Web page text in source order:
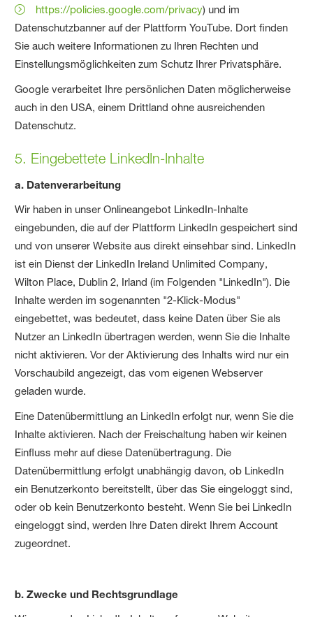
https://policies.google.com/privacy) und im
Datenschutzbanner auf der Plattform YouTube. Dort finden
Sie auch weitere Informationen zu Ihren Rechten und
Einstellungsmöglichkeiten zum Schutz Ihrer Privatsphäre.
Google verarbeitet Ihre persönlichen Daten möglicherweise
auch in den USA, einem Drittland ohne ausreichenden
Datenschutz.
5. Eingebettete LinkedIn-Inhalte
a. Datenverarbeitung
Wir haben in unser Onlineangebot LinkedIn-Inhalte
eingebunden, die auf der Plattform LinkedIn gespeichert sind
und von unserer Website aus direkt einsehbar sind. LinkedIn
ist ein Dienst der LinkedIn Ireland Unlimited Company,
Wilton Place, Dublin 2, Irland (im Folgenden "LinkedIn"). Die
Inhalte werden im sogenannten "2-Klick-Modus"
eingebettet, was bedeutet, dass keine Daten über Sie als
Nutzer an LinkedIn übertragen werden, wenn Sie die Inhalte
nicht aktivieren. Vor der Aktivierung des Inhalts wird nur ein
Vorschaubild angezeigt, das vom eigenen Webserver
geladen wurde.
Eine Datenübermittlung an LinkedIn erfolgt nur, wenn Sie die
Inhalte aktivieren. Nach der Freischaltung haben wir keinen
Einfluss mehr auf diese Datenübertragung. Die
Datenübermittlung erfolgt unabhängig davon, ob LinkedIn
ein Benutzerkonto bereitstellt, über das Sie eingeloggt sind,
oder ob kein Benutzerkonto besteht. Wenn Sie bei LinkedIn
eingeloggt sind, werden Ihre Daten direkt Ihrem Account
zugeordnet.
b. Zwecke und Rechtsgrundlage